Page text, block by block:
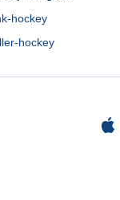
hockey
hockey